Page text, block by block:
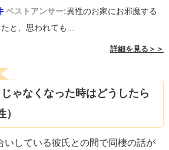
ベストアンサー:異性のお家にお邪魔する
と、思われても...
詳細を見る＞＞
ゃなくなった時はどうしたら
いしている彼氏との間で同棲の話が